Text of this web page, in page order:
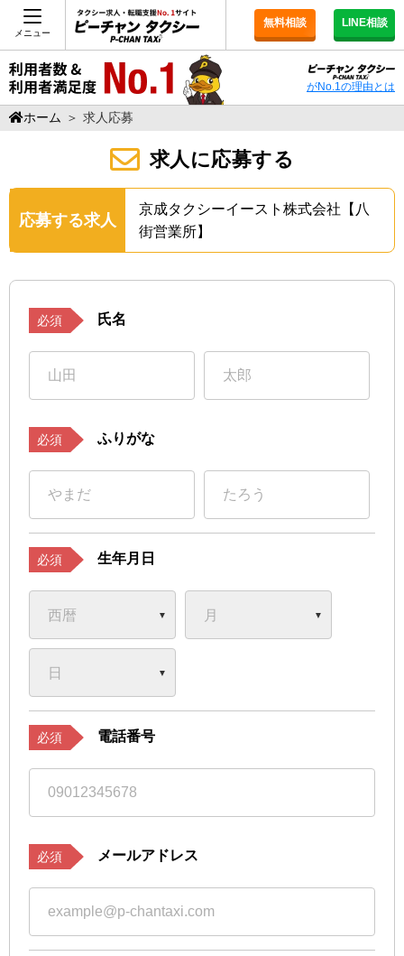
メニュー
無料相談 LINE相談
がNo.1の理由とは
ホーム ＞ 求人応募
求人に応募する
応募する求人
京成タクシーイースト株式会社【八
街営業所】
必須 氏名
必須 ふりがな
必須 生年月日
必須 電話番号
必須 メールアドレス